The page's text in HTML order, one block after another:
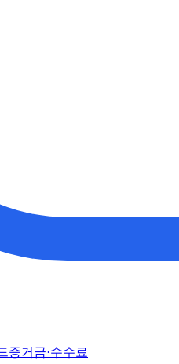
증거금·수수료